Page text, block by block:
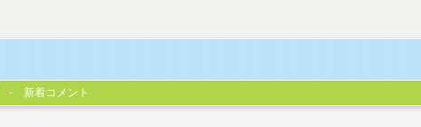
新着コメント